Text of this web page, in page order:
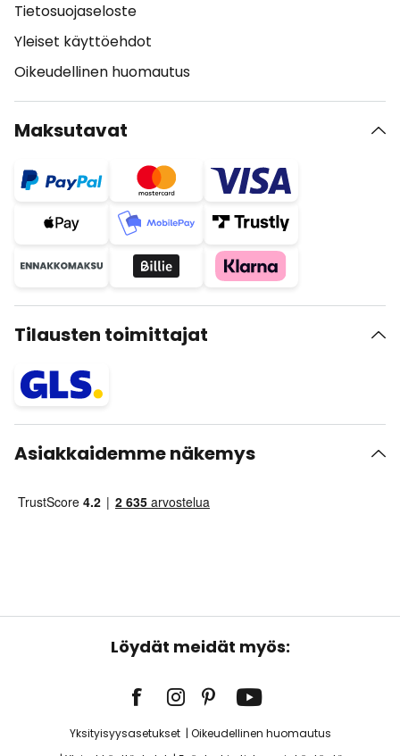
Tietosuojaseloste
Yleiset käyttöehdot
Oikeudellinen huomautus
Maksutavat
Tilausten toimittajat
Asiakkaidemme näkemys
Löydät meidät myös:
Yksityisyysasetukset
Oikeudellinen huomautus